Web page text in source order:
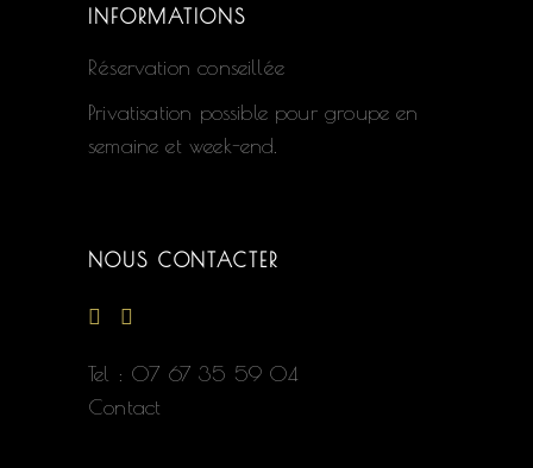
INFORMATIONS
Réservation conseillée
Privatisation possible pour groupe en
semaine et week-end.
NOUS CONTACTER
Tel : 07 67 35 59 04
Contact